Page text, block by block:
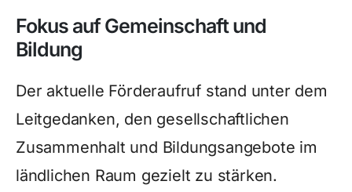
Fokus auf Gemeinschaft und
Bildung
Der aktuelle Förderaufruf stand unter dem
Leitgedanken, den gesellschaftlichen
Zusammenhalt und Bildungsangebote im
ländlichen Raum gezielt zu stärken.